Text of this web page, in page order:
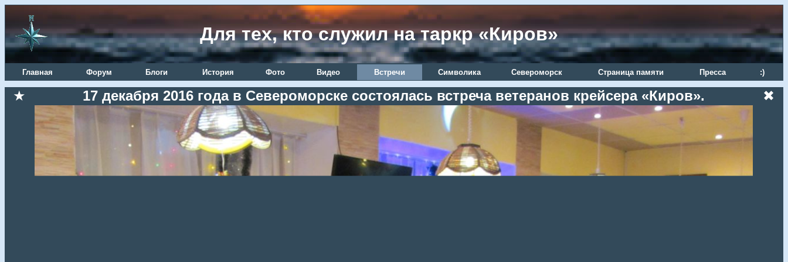
Для тех, кто служил на таркр «Киров»
Главная Форум Блоги История Фото Видео Встречи Символика Североморск Страница памяти Пресса :)
★ 17 декабря 2016 года в Североморске состоялась встреча ветеранов крейсера «Киров». ✖